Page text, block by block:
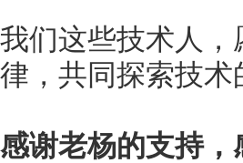
我们这些技术人
律，共同探索技术
感谢老杨的支持